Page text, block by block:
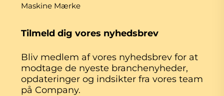
Maskine Mærke
Tilmeld dig vores nyhedsbrev
Bliv medlem af vores nyhedsbrev for at
modtage de nyeste branchenyheder,
opdateringer og indsikter fra vores team
på Company.